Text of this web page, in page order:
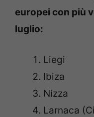
europei con più
luglio:
Liegi
Ibiza
Nizza
Larnaca